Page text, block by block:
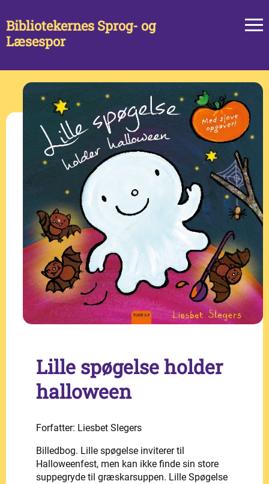
Bibliotekernes Sprog- og
Læsespor
Lille spøgelse holder
halloween
Forfatter: Liesbet Slegers
Billedbog. Lille spøgelse inviterer til
Halloweenfest, men kan ikke finde sin store
suppegryde til græskarsuppen. Lille Spøgelse